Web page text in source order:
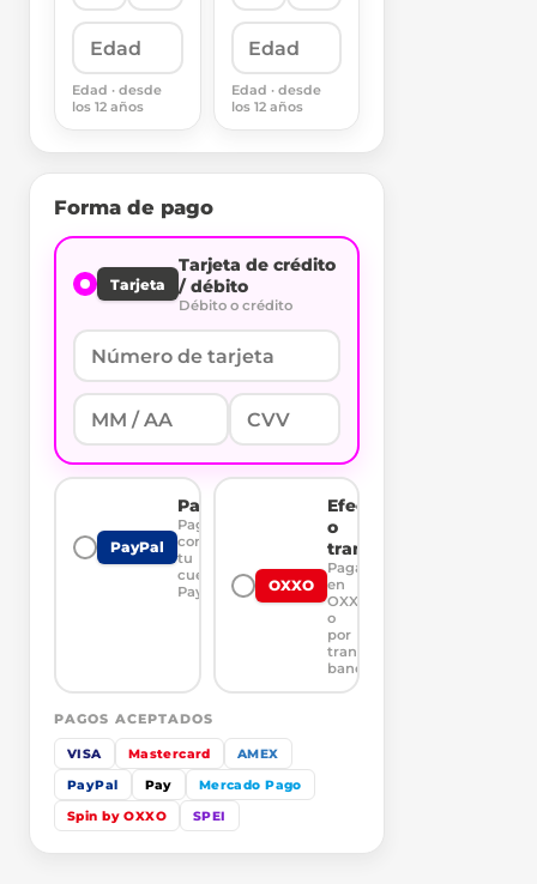
Edad · desde
los 12 años
Edad · desde
los 12 años
Forma de pago
Tarjeta
Tarjeta de crédito
/ débito
Débito o crédito
PayPal
PayPal
Paga
con
tu
cuenta
PayPal
OXXO
Efectivo
o
transferencia
Paga
en
OXXO
o
por
transferencia
bancaria
PAGOS ACEPTADOS
VISA Mastercard
AMEX
PayPal
Pay
Mercado Pago
Spin by OXXO
SPEI